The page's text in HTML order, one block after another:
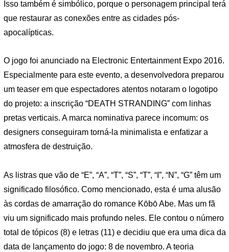
Isso também é simbólico, porque o personagem principal terá
que restaurar as conexões entre as cidades pós-
apocalípticas.
O jogo foi anunciado na Electronic Entertainment Expo 2016.
Especialmente para este evento, a desenvolvedora preparou
um teaser em que espectadores atentos notaram o logotipo
do projeto: a inscrição “DEATH STRANDING” com linhas
pretas verticais. A marca nominativa parece incomum: os
designers conseguiram torná-la minimalista e enfatizar a
atmosfera de destruição.
As listras que vão de “E”, “A”, “T”, “S”, “T”, “I”, “N”, “G” têm um
significado filosófico. Como mencionado, esta é uma alusão
às cordas de amarração do romance Kōbō Abe. Mas um fã
viu um significado mais profundo neles. Ele contou o número
total de tópicos (8) e letras (11) e decidiu que era uma dica da
data de lançamento do jogo: 8 de novembro. A teoria